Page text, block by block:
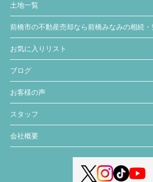
土地一覧
前橋市の不動産売却なら前橋みなみの相続
お気に入りリスト
ブログ
お客様の声
スタッフ
会社概要